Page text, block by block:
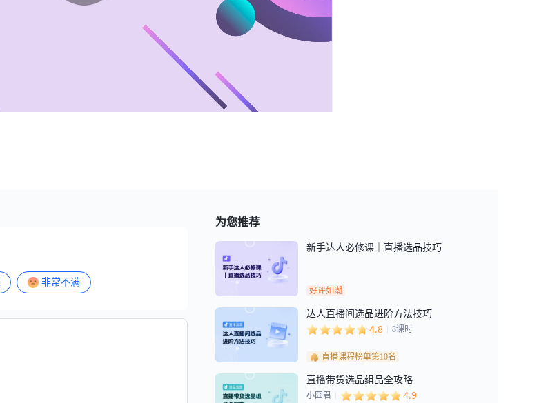
非常不满
为您推荐
新手达人必修课｜直播选品技巧
好评如潮
达人直播间选品进阶方法技巧
4.8 8课时
直播课程榜单第10名
直播带货选品组品全攻略
小囧君 4.9